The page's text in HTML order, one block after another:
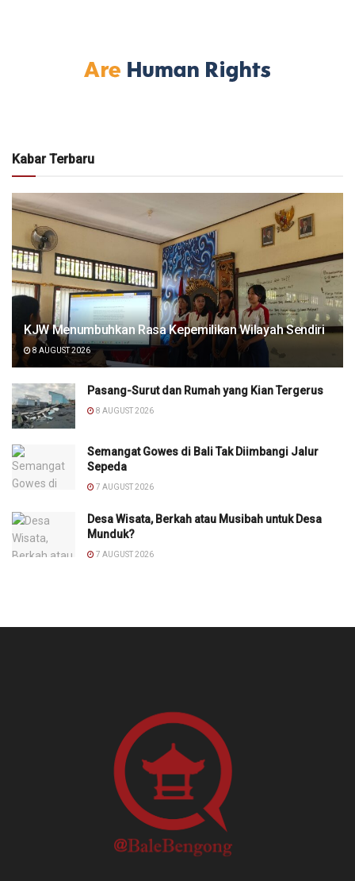
Kabar Terbaru
KJW Menumbuhkan Rasa Kepemilikan Wilayah Sendiri
8 AUGUST 2026
Pasang-Surut dan Rumah yang Kian Tergerus
8 AUGUST 2026
Semangat Gowes di Bali Tak Diimbangi Jalur
Sepeda
7 AUGUST 2026
Desa Wisata, Berkah atau Musibah untuk Desa
Munduk?
7 AUGUST 2026